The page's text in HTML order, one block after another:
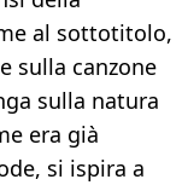
al sottotitolo,
sulla canzone
sulla natura
era già
si ispira a